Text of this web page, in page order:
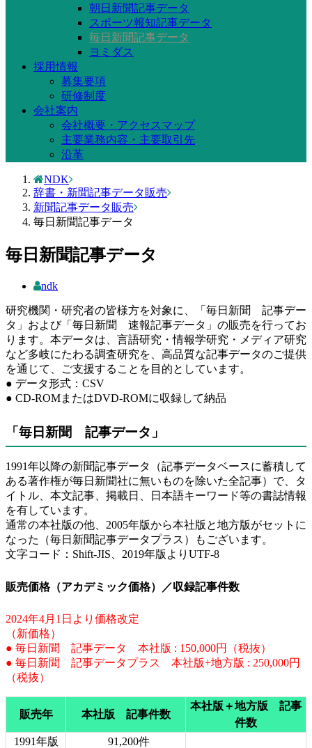
朝日新聞記事データ
スポーツ報知記事データ
毎日新聞記事データ
ヨミダス
採用情報
募集要項
研修制度
会社案内
会社概要・アクセスマップ
主要業務内容・主要取引先
沿革
NDK
辞書・新聞記事データ販売
新聞記事データ販売
毎日新聞記事データ
毎日新聞記事データ
ndk
研究機関・研究者の皆様方を対象に、「毎日新聞 記事デー
タ」および「毎日新聞 速報記事データ」の販売を行ってお
ります。本データは、言語研究・情報学研究・メディア研究
など多岐にたわる調査研究を、高品質な記事データのご提供
を通じて、ご支援することを目的としています。
● データ形式：CSV
● CD-ROMまたはDVD-ROMに収録して納品
「毎日新聞 記事データ」
1991年以降の新聞記事データ（記事データベースに蓄積して
ある著作権が毎日新聞社に無いものを除いた全記事）で、タ
イトル、本文記事、掲載日、日本語キーワード等の書誌情報
を有しています。
通常の本社版の他、2005年版から本社版と地方版がセットに
なった（毎日新聞記事データプラス）もございます。
文字コード：Shift-JIS、2019年版よりUTF-8
販売価格（アカデミック価格）／収録記事件数
2024年4月1日より価格改定
（新価格）
● 毎日新聞 記事データ 本社版 : 150,000円（税抜）
● 毎日新聞 記事データプラス 本社版+地方版 : 250,000円
（税抜）
販売年 本社版 記事件数
本社版＋地方版 記事
件数
1991年版
91,200件